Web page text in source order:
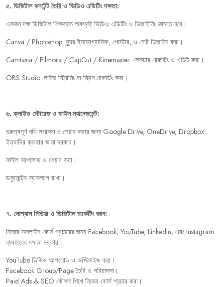
৫. ডিজিটাল কনটেন্ট তৈরি ও ভিডিও এডিটিং দক্ষতা:
একজন দক্ষ ডিজিটাল শিক্ষককে অবশ্যই ভিডিও এডিটিং ও ডিজাইনিং জানতে হবে।
Canva / Photoshop:সুন্দর ইনফোগ্রাফিক, পোস্টার, ও নোট ডিজাইন করা।
Camtasia / Filmora / CapCut / Kinemaster: লেকচার রেকর্ডিং ও এডিট করা।
OBS Studio: লাইভ স্ট্রিমিং বা স্ক্রিন রেকর্ডিং করা।
৬.ক্লাউড স্টোরেজ ও ফাইল ম্যানেজমেন্ট:
গুরুত্বপূর্ণ নথি সংরক্ষণ ও শেয়ার করার জন্য Google Drive, OneDrive, Dropbox
ইত্যাদির ব্যবহার জানা দরকার।
ফাইল আপলোড ও শেয়ার করা।
ডকুমেন্টের ব্যাকআপ রাখা।
৭. সোশ্যাল মিডিয়া ও ডিজিটাল মার্কেটিং জ্ঞান:
নিজের অনলাইন কোর্স প্রচারের জন্য Facebook, YouTube, LinkedIn, এবং Instagram
ব্যবহারের দক্ষতা দরকার।
YouTube ভিডিও আপলোড ও অপ্টিমাইজ করা।
Facebook Group/Pageতৈরি ও পরিচালনা।
Paid Ads & SEO কৌশল শিখে নিজের কোর্স প্রচার করা।